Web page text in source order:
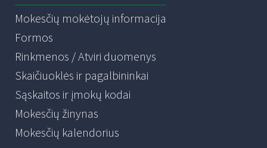
Mokesčių mokėtojų informacija
Formos
Rinkmenos / Atviri duomenys
Skaičiuoklės ir pagalbininkai
Sąskaitos ir įmokų kodai
Mokesčių žinynas
Mokesčių kalendorius